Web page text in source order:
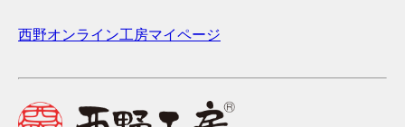
西野オンライン工房マイページ